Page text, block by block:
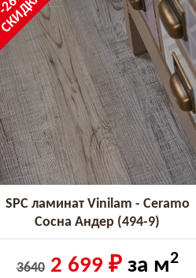
СКИДКА
SPC ламинат Vinilam - Ceramo
Сосна Андер (494-9)
3640 2 699 ₽за м2